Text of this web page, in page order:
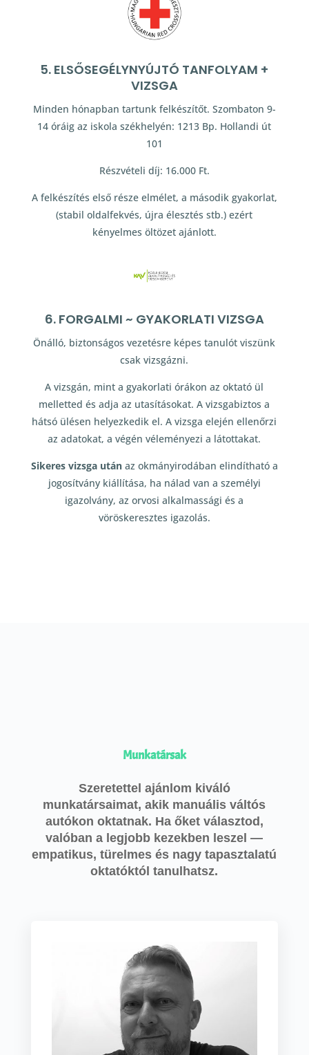
5. ELSŐSEGÉLYNYÚJTÓ TANFOLYAM +
VIZSGA
Minden hónapban tartunk felkészítőt. Szombaton 9-
14 óráig az iskola székhelyén: 1213 Bp. Hollandi út
101
Részvételi díj: 16.000 Ft.
A felkészítés első része elmélet, a második gyakorlat,
(stabil oldalfekvés, újra élesztés stb.) ezért
kényelmes öltözet ajánlott.
6. FORGALMI ~ GYAKORLATI VIZSGA
Önálló, biztonságos vezetésre képes tanulót viszünk
csak vizsgázni.
A vizsgán, mint a gyakorlati órákon az oktató ül
melletted és adja az utasításokat. A vizsgabiztos a
hátsó ülésen helyezkedik el. A vizsga elején ellenőrzi
az adatokat, a végén véleményezi a látottakat.
Sikeres vizsga utánaz okmányirodában elindítható a
jogosítvány kiállítása, ha nálad van a személyi
igazolvány, az orvosi alkalmassági és a
vöröskeresztes igazolás.
Munkatársak
Szeretettel ajánlom kiváló
munkatársaimat, akik manuális váltós
autókon oktatnak. Ha őket választod,
valóban a legjobb kezekben leszel —
empatikus, türelmes és nagy tapasztalatú
oktatóktól tanulhatsz.